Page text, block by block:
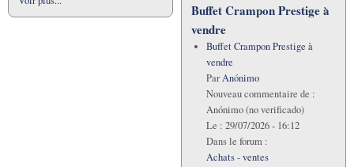
Buffet Crampon Prestige à
vendre
Buffet Crampon Prestige à
vendre
ParAnónimo
Nouveau commentaire de :
Anónimo (no verificado)
Le : 29/07/2026 - 16:12
Dans le forum :
Achats - ventes